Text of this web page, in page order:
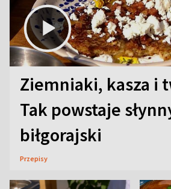
Ziemniaki, kasza i
Tak powstaje
biłgorajski
Przepisy